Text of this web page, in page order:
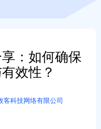
：如何确保
效性？
客科技网络有限公司